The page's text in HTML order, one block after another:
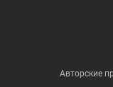
Авторские